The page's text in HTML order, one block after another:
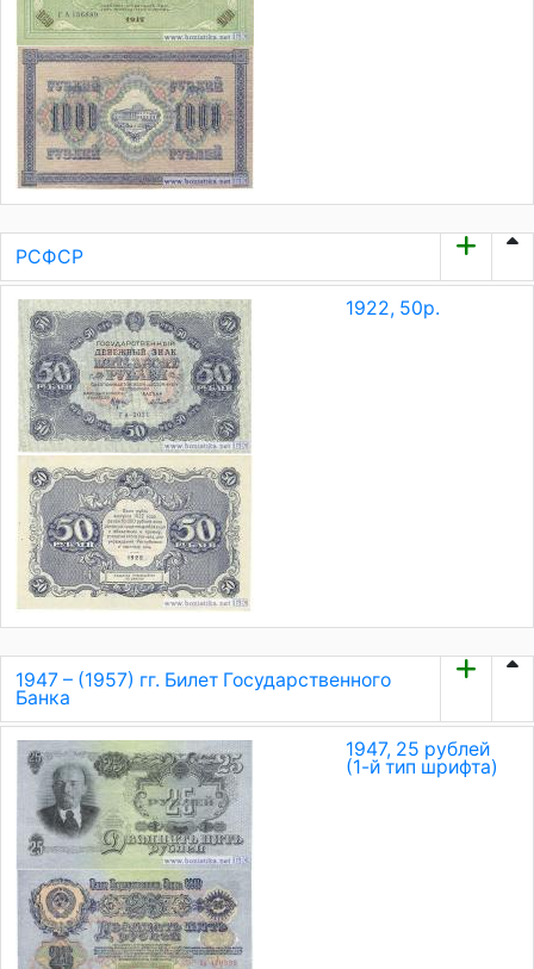
РСФСР
1922, 50р.
1947 – (1957) гг. Билет Государственного
Банка
1947, 25 рублей
(1-й тип шрифта)